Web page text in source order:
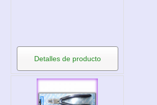
Detalles de producto